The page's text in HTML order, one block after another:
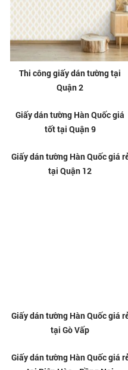
tại Phường Thuận An - TPHCM
tại Phường Tân Uyên - TPHCM
Quận 2